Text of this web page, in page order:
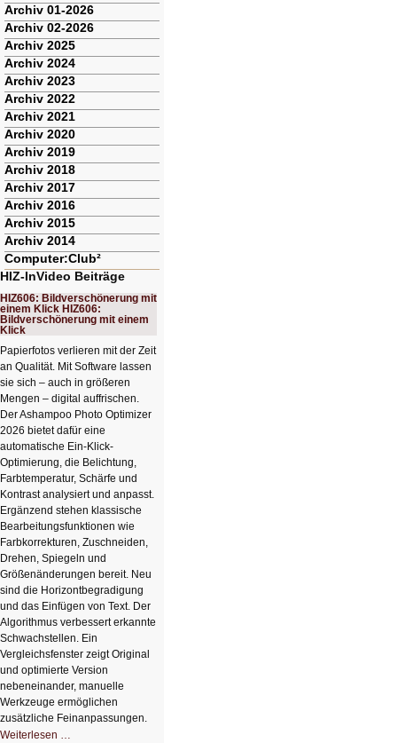
Archiv 01-2026
Archiv 02-2026
Archiv 2025
Archiv 2024
Archiv 2023
Archiv 2022
Archiv 2021
Archiv 2020
Archiv 2019
Archiv 2018
Archiv 2017
Archiv 2016
Archiv 2015
Archiv 2014
Computer:Club²
HIZ-InVideo Beiträge
HIZ606: Bildverschönerung mit
einem Klick HIZ606:
Bildverschönerung mit einem
Klick
Papierfotos verlieren mit der Zeit
an Qualität. Mit Software lassen
sie sich – auch in größeren
Mengen – digital auffrischen.
Der Ashampoo Photo Optimizer
2026 bietet dafür eine
automatische Ein-Klick-
Optimierung, die Belichtung,
Farbtemperatur, Schärfe und
Kontrast analysiert und anpasst.
Ergänzend stehen klassische
Bearbeitungsfunktionen wie
Farbkorrekturen, Zuschneiden,
Drehen, Spiegeln und
Größenänderungen bereit. Neu
sind die Horizontbegradigung
und das Einfügen von Text. Der
Algorithmus verbessert erkannte
Schwachstellen. Ein
Vergleichsfenster zeigt Original
und optimierte Version
nebeneinander, manuelle
Werkzeuge ermöglichen
zusätzliche Feinanpassungen.
Weiterlesen …